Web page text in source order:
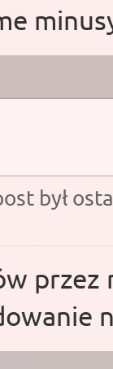
był